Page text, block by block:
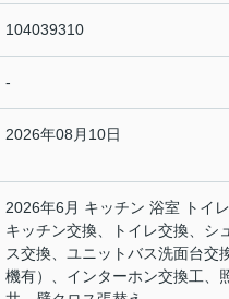
104039310
-
2026年08月10日
2026年6月 キッチン 浴室 トイ
キッチン交換、トイレ交換、シ
ス交換、ユニットバス洗面台交
機有）、インターホン交換工、